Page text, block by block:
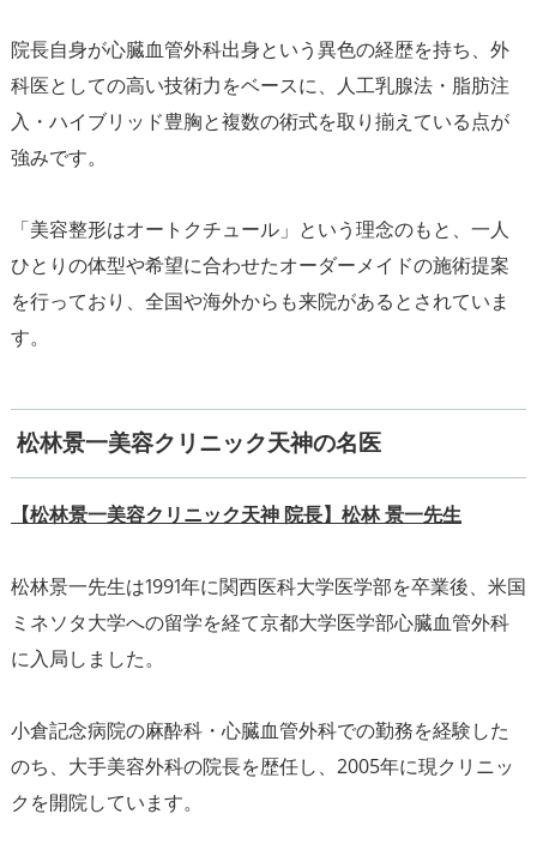
院長自身が心臓血管外科出身という異色の経歴を持ち、外
科医としての高い技術力をベースに、人工乳腺法・脂肪注
入・ハイブリッド豊胸と複数の術式を取り揃えている点が
強みです。
「美容整形はオートクチュール」という理念のもと、一人
ひとりの体型や希望に合わせたオーダーメイドの施術提案
を行っており、全国や海外からも来院があるとされていま
す。
松林景一美容クリニック天神の名医
【松林景一美容クリニック天神 院長】松林 景一先生
松林景一先生は1991年に関西医科大学医学部を卒業後、米国
ミネソタ大学への留学を経て京都大学医学部心臓血管外科
に入局しました。
小倉記念病院の麻酔科・心臓血管外科での勤務を経験した
のち、大手美容外科の院長を歴任し、2005年に現クリニッ
クを開院しています。